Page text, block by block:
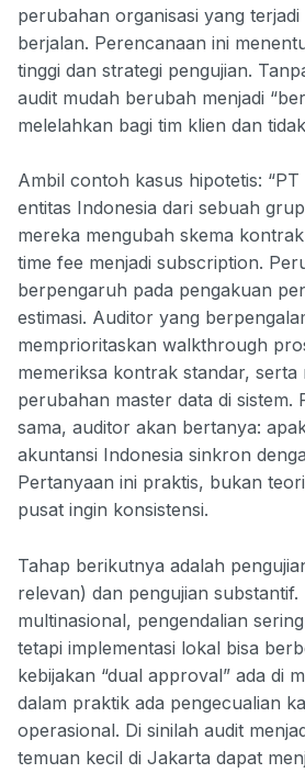
perubahan organisasi yang
berjalan. Perencanaan ini
tinggi dan strategi pengujian.
audit mudah berubah menjadi
melelahkan bagi tim klien dan
Ambil contoh kasus hipotetis: “PT
entitas Indonesia dari sebuah
mereka mengubah skema
time fee menjadi subscription.
berpengaruh pada pengakuan
estimasi. Auditor yang
memprioritaskan walkthrough
memeriksa kontrak standar, serta
perubahan master data di sistem.
sama, auditor akan bertanya:
akuntansi Indonesia sinkron
Pertanyaan ini praktis, bukan
pusat ingin konsistensi.
Tahap berikutnya adalah
relevan) dan pengujian
multinasional, pengendalian
tetapi implementasi lokal bisa
kebijakan “dual approval” ada di
dalam praktik ada pengecualian
operasional. Di sinilah audit
temuan kecil di Jakarta dapat